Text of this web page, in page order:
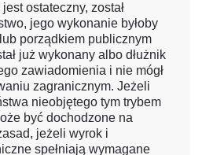
ostateczny, został
jego wykonanie byłoby
porządkiem publicznym
już wykonany albo dłużnik
zawiadomienia i nie mógł
zagranicznym. Jeżeli
nieobjętego tym trybem
być dochodzone na
jeżeli wyrok i
spełniają wymagane